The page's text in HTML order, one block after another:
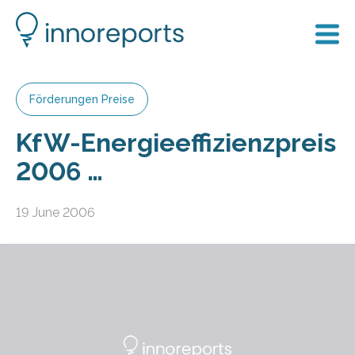
Förderungen Preise
KfW-Energieeffizienzpreis
2006 …
19 June 2006